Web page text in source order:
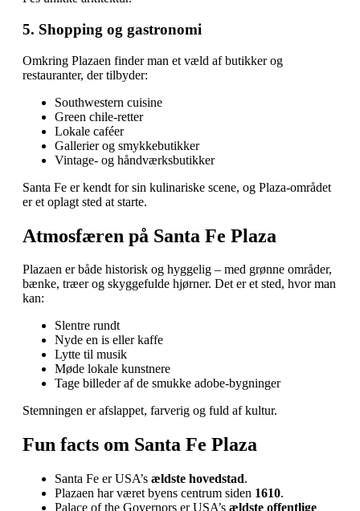
5. Shopping og gastronomi
Omkring Plazaen finder man et væld af butikker og
restauranter, der tilbyder:
Southwestern cuisine
Green chile‑retter
Lokale caféer
Gallerier og smykkebutikker
Vintage‑ og håndværksbutikker
Santa Fe er kendt for sin kulinariske scene, og Plaza‑området
er et oplagt sted at starte.
Atmosfæren på Santa Fe Plaza
Plazaen er både historisk og hyggelig – med grønne områder,
bænke, træer og skyggefulde hjørner. Det er et sted, hvor man
kan:
Slentre rundt
Nyde en is eller kaffe
Lytte til musik
Møde lokale kunstnere
Tage billeder af de smukke adobe‑bygninger
Stemningen er afslappet, farverig og fuld af kultur.
Fun facts om Santa Fe Plaza
Santa Fe er USA’s ældste hovedstad.
Plazaen har været byens centrum siden 1610.
Palace of the Governors er USA’s ældste offentlige